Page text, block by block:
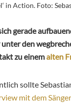
in Action. Foto:
gerade
unter den
zu einemalten
sollte
mit dem